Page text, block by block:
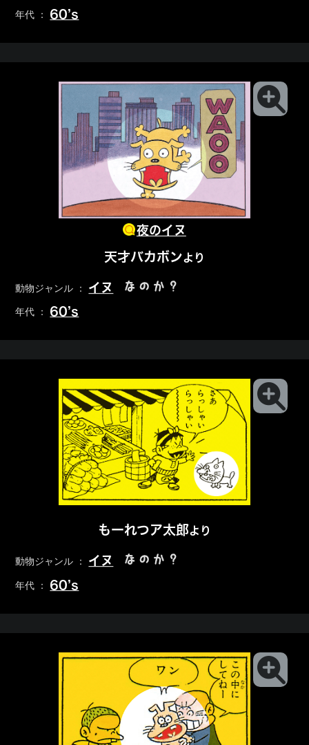
年代 ： 60’s
夜のイヌ
天才バカボンより
動物ジャンル ： イヌ なのか？
年代 ： 60’s
もーれつア太郎より
動物ジャンル ： イヌ なのか？
年代 ： 60’s